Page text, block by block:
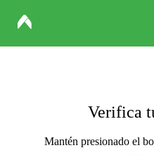
Verifica
Mantén presionado el